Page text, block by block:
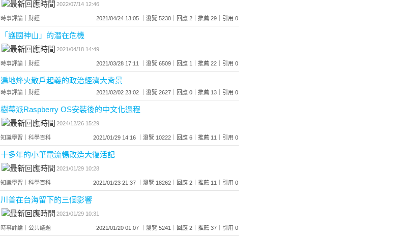
2022/07/14 12:46
時事評論 財經 2021/04/24 13:05 ｜瀏覽 5230｜回應 2｜推薦 29｜引用 0
「護國神山」的潛在危機
2021/04/18 14:49
時事評論 財經 2021/03/28 17:11 ｜瀏覽 6509｜回應 1｜推薦 22｜引用 0
遍地烽火散戶起義的政治經濟大背景
時事評論 財經 2021/02/02 23:02 ｜瀏覽 2627｜回應 0｜推薦 13｜引用 0
樹莓派Raspberry OS安裝後的中文化過程
2024/12/26 15:29
知識學習 科學百科 2021/01/29 14:16 ｜瀏覽 10222｜回應 6｜推薦 11｜引用 0
十多年的小筆電流暢改造大復活記
2021/01/29 10:28
知識學習 科學百科 2021/01/23 21:37 ｜瀏覽 18262｜回應 2｜推薦 11｜引用 0
川普在台海留下的三個影響
2021/01/29 10:31
時事評論 公共議題 2021/01/20 01:07 ｜瀏覽 5241｜回應 2｜推薦 37｜引用 0